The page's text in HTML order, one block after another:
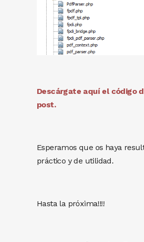
Descárgate aquí el código
post.
Esperamos que os haya
práctico y de utilidad.
Hasta la próxima!!!!